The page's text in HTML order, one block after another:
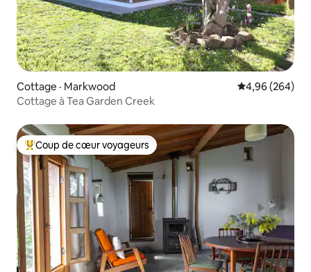
Cottage · Markwood Note
4,96 (264)
Cottage à Tea Garden Creek
Coup de cœur voyageurs parmi les plus aimés
Coup de cœur voyageurs